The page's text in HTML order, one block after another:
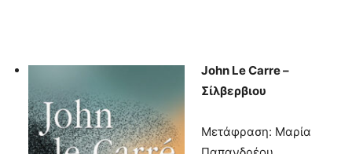
John Le Carre–
Σίλβερβιου
Μετάφραση: Μαρία